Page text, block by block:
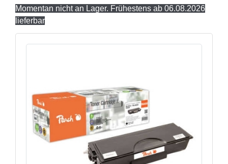
Momentan nicht an Lager. Frühestens ab 06.08.2026
lieferbar